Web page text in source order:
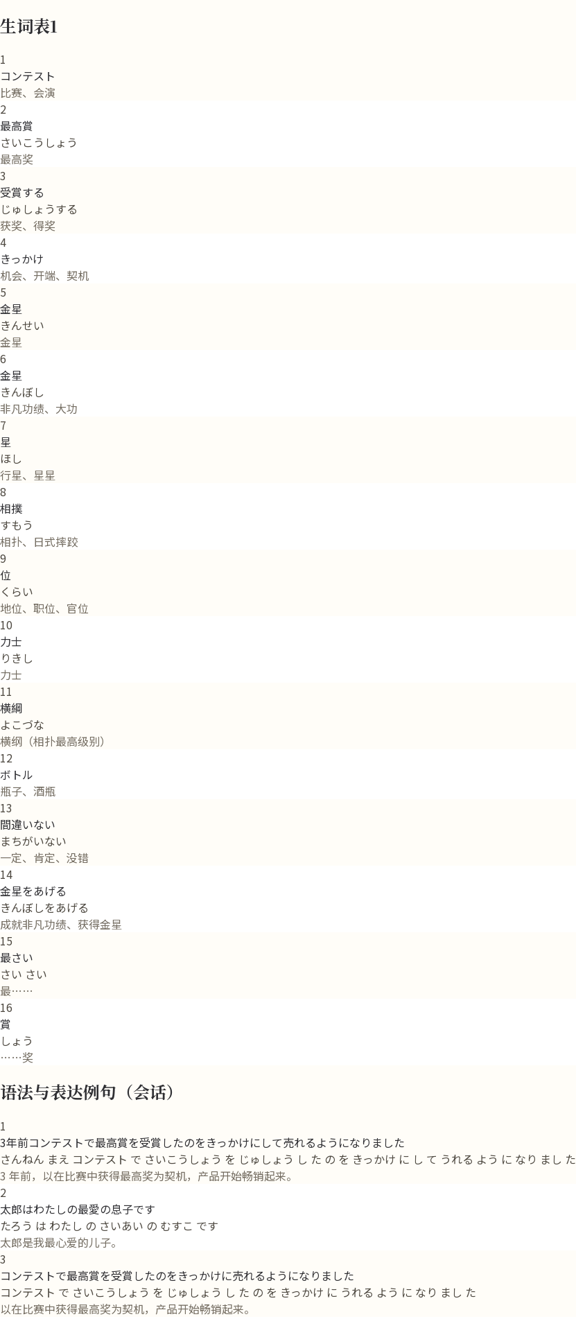
生词表1
1
コンテスト
比赛、会演
2
最高賞
さいこうしょう
最高奖
3
受賞する
じゅしょうする
获奖、得奖
4
きっかけ
机会、开端、契机
5
金星
きんせい
金星
6
金星
きんぼし
非凡功绩、大功
7
星
ほし
行星、星星
8
相撲
すもう
相扑、日式摔跤
9
位
くらい
地位、职位、官位
10
力士
りきし
力士
11
横綱
よこづな
横纲（相扑最高级别）
12
ボトル
瓶子、酒瓶
13
間違いない
まちがいない
一定、肯定、没错
14
金星をあげる
きんぼしをあげる
成就非凡功绩、获得金星
15
最さい
さい さい
最……
16
賞
しょう
……奖
语法与表达例句（会话）
1
3年前コンテストで最高賞を受賞したのをきっかけにして売れるようになりました
さんねん まえ コンテスト で さいこうしょう を じゅしょう し た の を きっかけ に し て うれる よう に なり まし た
3 年前，以在比赛中获得最高奖为契机，产品开始畅销起来。
2
太郎はわたしの最愛の息子です
たろう は わたし の さいあい の むすこ です
太郎是我最心爱的儿子。
3
コンテストで最高賞を受賞したのをきっかけに売れるようになりました
コンテスト で さいこうしょう を じゅしょう し た の を きっかけ に うれる よう に なり まし た
以在比赛中获得最高奖为契机，产品开始畅销起来。